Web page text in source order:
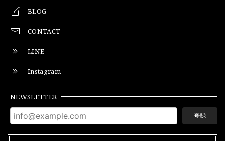
BLOG
CONTACT
LINE
Instagram
NEWSLETTER
登録